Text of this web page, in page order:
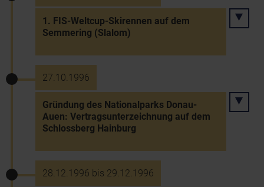
1. FIS-Weltcup-Skirennen auf dem
Semmering (Slalom)
27.10.1996
Gründung des Nationalparks Donau-
Auen: Vertragsunterzeichnung auf dem
Schlossberg Hainburg
28.12.1996 bis 29.12.1996